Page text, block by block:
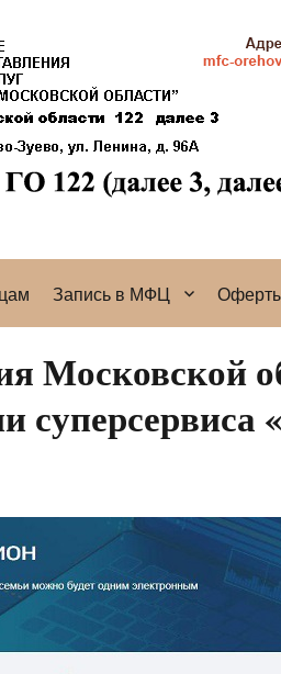
Запись в МФЦ
Московской
суперсервиса